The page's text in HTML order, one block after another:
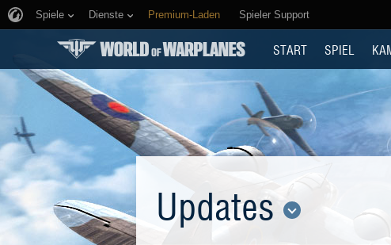
Spiele Dienste Premium-Laden Spieler Support
START SPIEL
Updates